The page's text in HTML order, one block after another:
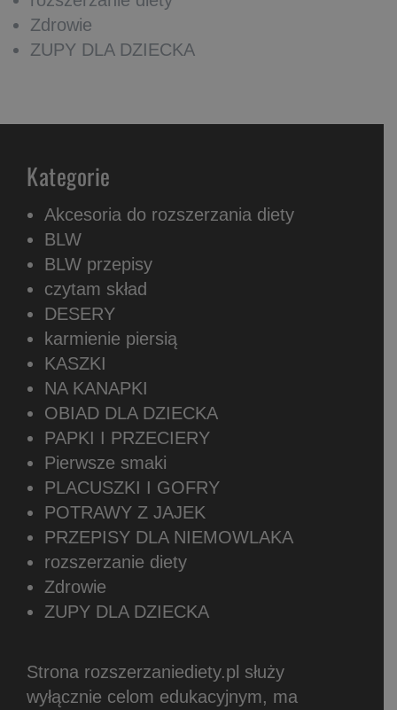
Zdrowie
ZUPY DLA DZIECKA
Kategorie
Akcesoria do rozszerzania diety
BLW
BLW przepisy
czytam skład
DESERY
karmienie piersią
KASZKI
NA KANAPKI
OBIAD DLA DZIECKA
PAPKI I PRZECIERY
Pierwsze smaki
PLACUSZKI I GOFRY
POTRAWY Z JAJEK
PRZEPISY DLA NIEMOWLAKA
rozszerzanie diety
Zdrowie
ZUPY DLA DZIECKA
Strona rozszerzaniediety.pl służy
wyłącznie celom edukacyjnym, ma